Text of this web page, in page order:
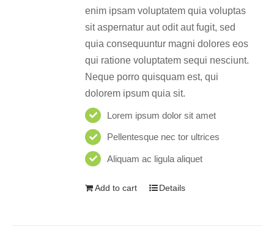
enim ipsam voluptatem quia voluptas
sit aspernatur aut odit aut fugit, sed
quia consequuntur magni dolores eos
qui ratione voluptatem sequi nesciunt.
Neque porro quisquam est, qui
dolorem ipsum quia sit.
Lorem ipsum dolor sit amet
Pellentesque nec tor ultrices
Aliquam ac ligula aliquet
Add to cart Details